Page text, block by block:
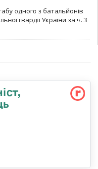
одного з батальйонів
гвардії України за ч. 3